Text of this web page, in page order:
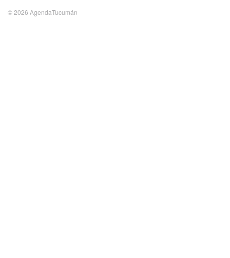
© 2026 AgendaTucumán